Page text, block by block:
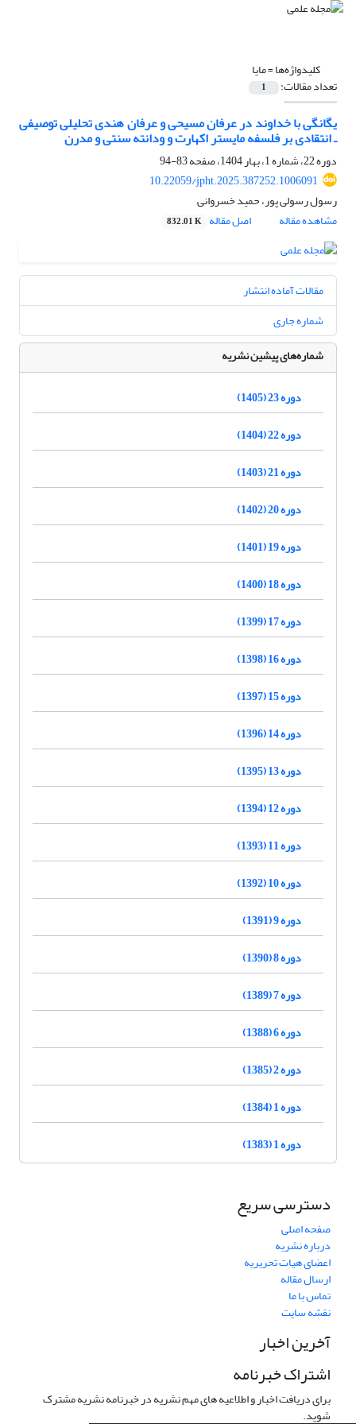
کلیدواژه‌ها =مایا
تعداد مقالات: 1
یگانگی با خداوند در عرفان مسیحی و عرفان هندی تحلیلی توصیفی
ـ انتقادی بر فلسفه مایستر اکهارت و ودانته سنتی و مدرن
دوره 22، شماره 1، بهار 1404، صفحه
83-94
10.22059/jpht.2025.387252.1006091
رسول رسولی پور، حمید خسروانی
مشاهده مقاله
اصل مقاله 832.01 K
مقالات آماده انتشار
شماره جاری
شماره‌های پیشین نشریه
دوره 23 (1405)
دوره 22 (1404)
دوره 21 (1403)
دوره 20 (1402)
دوره 19 (1401)
دوره 18 (1400)
دوره 17 (1399)
دوره 16 (1398)
دوره 15 (1397)
دوره 14 (1396)
دوره 13 (1395)
دوره 12 (1394)
دوره 11 (1393)
دوره 10 (1392)
دوره 9 (1391)
دوره 8 (1390)
دوره 7 (1389)
دوره 6 (1388)
دوره 2 (1385)
دوره 1 (1384)
دوره 1 (1383)
دسترسی سریع
صفحه اصلی
درباره نشریه
اعضای هیات تحریریه
ارسال مقاله
تماس با ما
نقشه سایت
آخرین اخبار
اشتراک خبرنامه
برای دریافت اخبار و اطلاعیه های مهم نشریه در خبرنامه نشریه مشترک
شوید.